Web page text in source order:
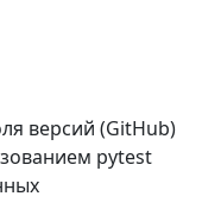
версий (GitHub)
pytest